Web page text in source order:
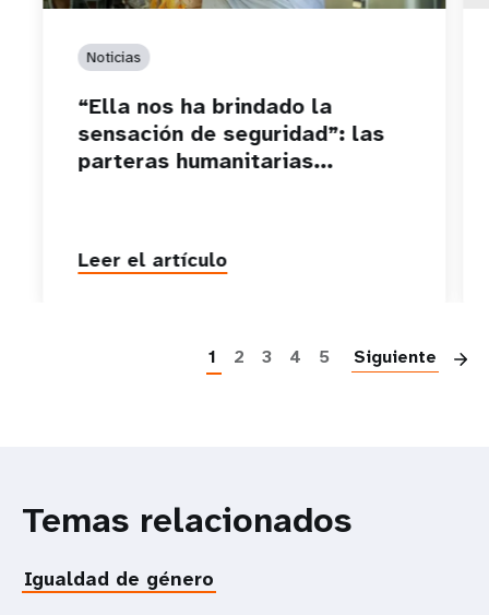
Noticias
“Ella nos ha brindado la
sensación de seguridad”: las
parteras humanitarias...
Leer el artículo
1 2 3 4 5 Siguiente
Temas relacionados
Igualdad de género